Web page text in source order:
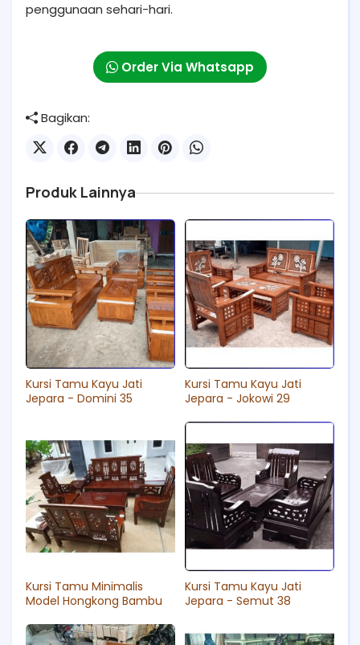
penggunaan sehari-hari.
Order Via Whatsapp
Bagikan:
Produk Lainnya
Kursi Tamu Kayu Jati
Jepara - Domini 35
Kursi Tamu Kayu Jati
Jepara - Jokowi 29
Kursi Tamu Minimalis
Model Hongkong Bambu
Kursi Tamu Kayu Jati
Jepara - Semut 38